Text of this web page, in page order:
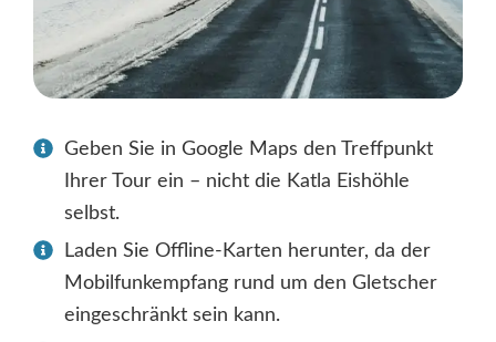
Geben Sie in Google Maps den Treffpunkt
Ihrer Tour ein – nicht die Katla Eishöhle
selbst.
Laden Sie Offline-Karten herunter, da der
Mobilfunkempfang rund um den Gletscher
eingeschränkt sein kann.